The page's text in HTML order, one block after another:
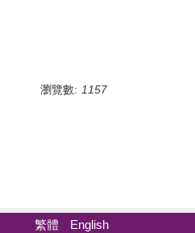
瀏覽數: 1157
繁體 English